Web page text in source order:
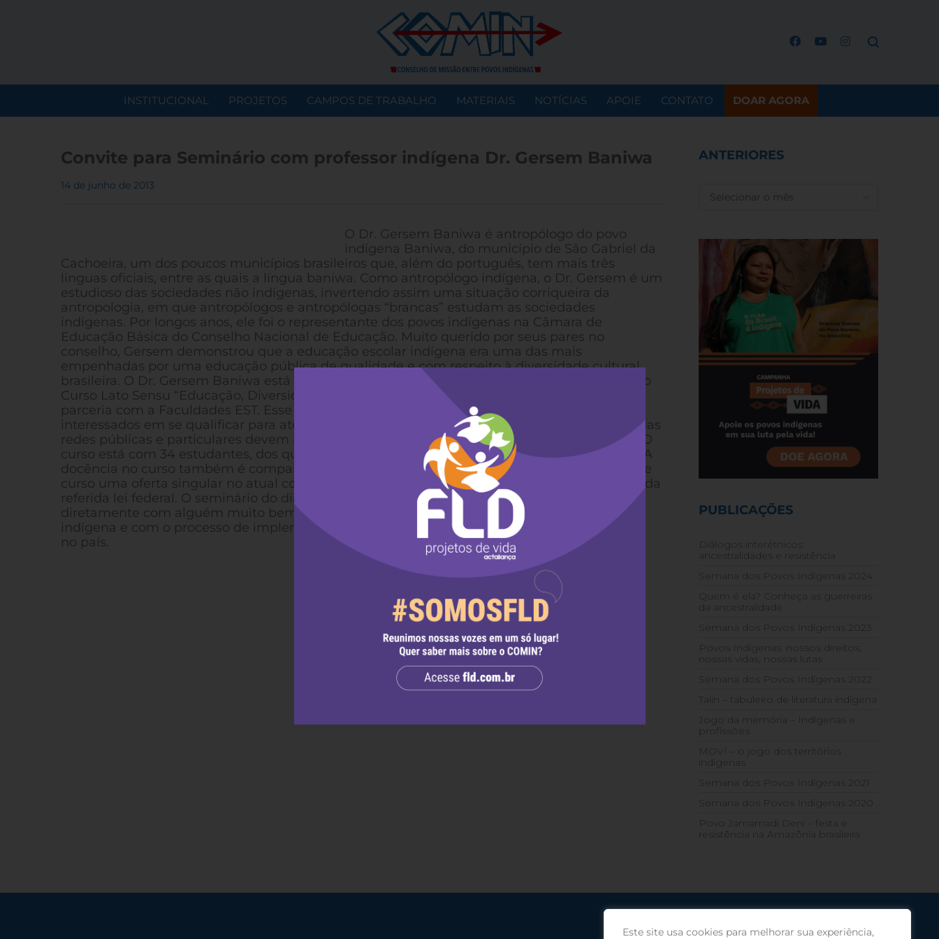
Este site usa cookies para melhorar sua experiência,
INSTITUCIONAL PROJETOS CAMPOS DE TRABALHO MATERIAIS NOTÍCIAS APOIE CONTATO DOAR AGORA
Convite para Seminário com professor indígena Dr. Gersem Baniwa
14 de junho de 2013
O Dr. Gersem Baniwa é antropólogo do povo
indígena Baniwa, do município de São Gabriel da
Cachoeira, um dos poucos municípios brasileiros que, além do português, tem mais três
línguas oficiais, entre as quais a língua baniwa. Como antropólogo indígena, o Dr. Gersem é um
estudioso das sociedades não indígenas, invertendo assim uma situação corriqueira da
antropologia, em que antropólogos e antropólogas “brancas” estudam as sociedades
indígenas. Por longos anos, ele foi o representante dos povos indígenas na Câmara de
Educação Básica do Conselho Nacional de Educação. Muito querido por seus pares no
conselho, Gersem demonstrou que a educação escolar indígena era uma das mais
empenhadas por uma educação pública de qualidade e com respeito à diversidade cultural
brasileira. O Dr. Gersem Baniwa está na Faculdades EST, em São Leopoldo, como professor do
Curso Lato Sensu “Educação, Diversidade e Culturas Indígenas” promovido pelo COMIN em
parceria com a Faculdades EST. Esse curso reúne profissionais da área educacional escolar
interessados em se qualificar para atender a lei federal 11.645/08, pela qual todas as escolas das
redes públicas e particulares devem incluir em seus currículos “História e Cultura Indígena”. O
curso está com 34 estudantes, dos quais 9 são indígenas de três diferentes etnias e estados. A
docência no curso também é compartilhada entre indígenas e não indígenas, o que faz desse
curso uma oferta singular no atual contexto de formação de quadros para a implementação da
referida lei federal. O seminário do dia 24 de julho é uma oportunidade única para conversar
diretamente com alguém muito bem informado e familiarizado com a educação escolar
indígena e com o processo de implementação da lei federal sobre história e cultura indígena
no país.
ANTERIORES
PUBLICAÇÕES
Diálogos interétnicos:
ancestralidades e resistência
Semana dos Povos Indígenas 2024
Quem é ela? Conheça as guerreiras
da ancestralidade
Semana dos Povos Indígenas 2023
Povos Indígenas: nossos direitos,
nossas vidas, nossas lutas
Semana dos Povos Indígenas 2022
Talin – tabuleiro de literatura indígena
Jogo da memória – Indígenas e
profissões
MOVÍ – o jogo dos territórios
indígenas
Semana dos Povos Indígenas 2021
Semana dos Povos Indígenas 2020
Povo Jamamadi Deni – festa e
resistência na Amazônia brasileira